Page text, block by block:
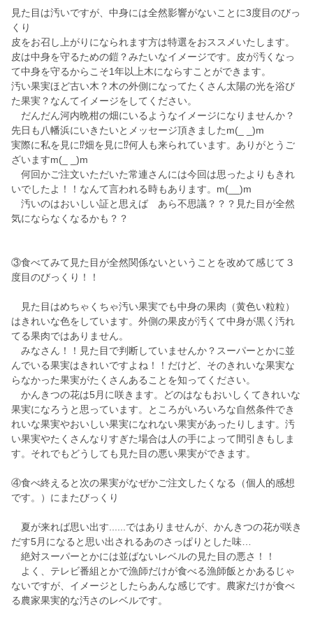
見た目は汚いですが、中身には全然影響がないことに3度目のびっ
くり
皮をお召し上がりになられます方は特選をおススメいたします。
皮は中身を守るための鎧？みたいなイメージです。皮が汚くなっ
て中身を守るからこそ1年以上木にならすことができます。
汚い果実ほど古い木？木の外側になってたくさん太陽の光を浴び
た果実？なんてイメージをしてください。
だんだん河内晩柑の畑にいるようなイメージになりませんか？
先日も八幡浜にいきたいとメッセージ頂きましたm(_ _)m
実際に私を見に⁉️畑を見に⁉️何人も来られています。ありがとうご
ざいますm(_ _)m
何回かご注文いただいた常連さんには今回は思ったよりもきれ
いでしたよ！！なんて言われる時もあります。m(__)m
汚いのはおいしい証と思えば あら不思議？？？見た目が全然
気にならなくなるかも？？
③食べてみて見た目が全然関係ないということを改めて感じて３
度目のびっくり！！
見た目はめちゃくちゃ汚い果実でも中身の果肉（黄色い粒粒）
はきれいな色をしています。外側の果皮が汚くて中身が黒く汚れ
てる果肉ではありません。
みなさん！！見た目で判断していませんか？スーパーとかに並
んでいる果実はきれいですよね！！だけど、そのきれいな果実な
らなかった果実がたくさんあることを知ってください。
かんきつの花は5月に咲きます。どのはなもおいしくてきれいな
果実になろうと思っています。ところがいろいろな自然条件でき
れいな果実やおいしい果実になれない果実があったりします。汚
い果実やたくさんなりすぎた場合は人の手によって間引きもしま
す。それでもどうしても見た目の悪い果実ができます。
④食べ終えると次の果実がなぜかご注文したくなる（個人的感想
です。）にまたびっくり
夏が来れば思い出す......ではありませんが、かんきつの花が咲き
だす5月になると思い出されるあのさっぱりとした味…
絶対スーパーとかには並ばないレベルの見た目の悪さ！！
よく、テレビ番組とかで漁師だけが食べる漁師飯とかあるじゃ
ないですが、イメージとしたらあんな感じです。農家だけが食べ
る農家果実的な汚さのレベルです。